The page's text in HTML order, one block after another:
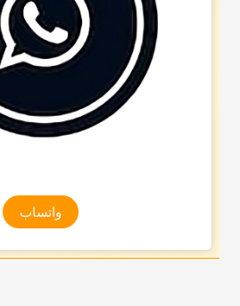
واتساب